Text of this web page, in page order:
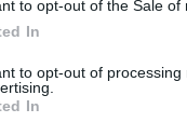
to opt-out of the Sale of
In
to opt-out of
In